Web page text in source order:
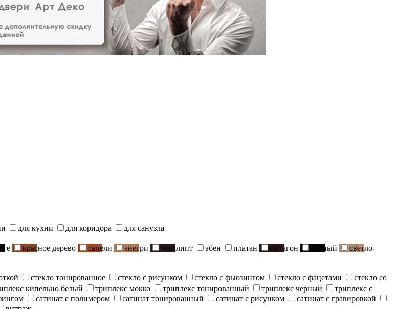
для кухни для коридора
для санузла
красное дерево сапели анегри эвкалипт эбен платан махагон черный
светло-
стекло тонированное стекло с рисунком стекло с фьюзингом стекло с фацетами
стекло со
кипельно белый триплекс мокко триплекс тонированный триплекс черный
триплекс с
сатинат с полимером сатинат тонированный сатинат с рисунком
сатинат с гравировкой